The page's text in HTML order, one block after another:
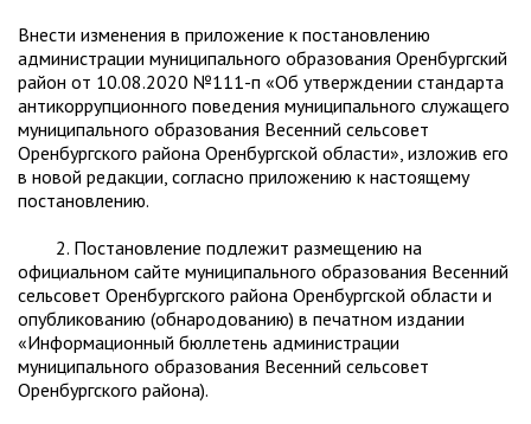
Внести изменения в приложение к постановлению
администрации муниципального образования Оренбургский
район от 10.08.2020 №111-п «Об утверждении стандарта
антикоррупционного поведения муниципального служащего
муниципального образования Весенний сельсовет
Оренбургского района Оренбургской области», изложив его
в новой редакции, согласно приложению к настоящему
постановлению.
2. Постановление подлежит размещению на
официальном сайте муниципального образования Весенний
сельсовет Оренбургского района Оренбургской области и
опубликованию (обнародованию) в печатном издании
«Информационный бюллетень администрации
муниципального образования Весенний сельсовет
Оренбургского района).